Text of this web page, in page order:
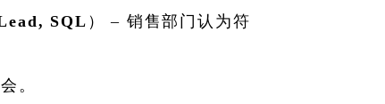
SQL ） – 销售部门认为符
。